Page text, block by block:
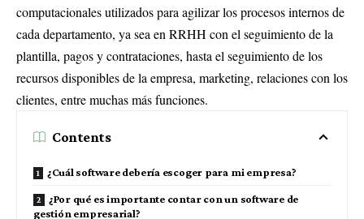
computacionales utilizados para agilizar los procesos internos de
cada departamento, ya sea en RRHH con el seguimiento de la
plantilla, pagos y contrataciones, hasta el seguimiento de los
recursos disponibles de la empresa, marketing, relaciones con los
clientes, entre muchas más funciones.
Contents
¿Cuál software debería escoger para mi empresa?
¿Por qué es importante contar con un software de
gestión empresarial?